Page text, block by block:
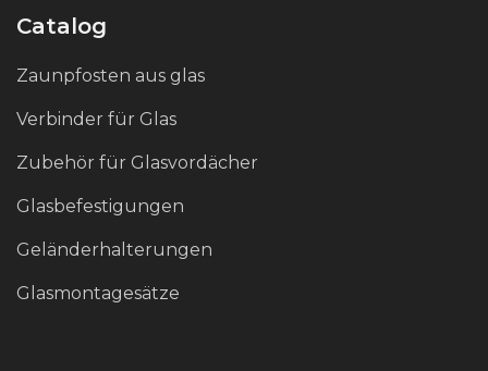
Catalog
Zaunpfosten aus glas
Verbinder für Glas
Zubehör für Glasvordächer
Glasbefestigungen
Geländerhalterungen
Glasmontagesätze